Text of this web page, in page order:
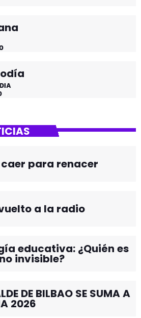
para renacer
a la radio
educativa: ¿Quién es
invisible?
DE BILBAO SE SUMA A
2026